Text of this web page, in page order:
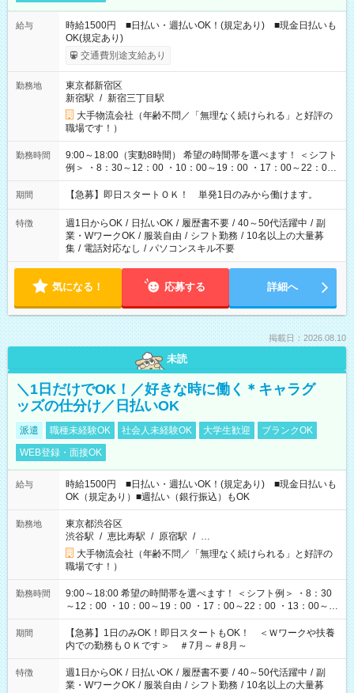
給与
時給1500円 ■日払い・週払いOK！(規定あり) ■現金日払いも
OK(規定あり)
交通費別途支給あり
勤務地
東京都新宿区
新宿駅 / 新宿三丁目駅
大手物流会社（年齢不問／「無理なく続けられる」と好評の
職場です！）
勤務時間
9:00～18:00（実動8時間） 希望の時間帯を選べます！ ＜シフト
例＞ ・8：30～12：00 ・10：00～19：00 ・17：00～22：00
・13：00～22：00 ・22：00～翌6：00 など
期間 【急募】即日スタートＯＫ！ 単発1日のみから働けます。
特徴 週1日からOK / 日払いOK / 履歴書不要 / 40～50代活躍中 / 副
業・WワークOK / 服装自由 / シフト勤務 / 10名以上の大量募
集 / 電話対応なし / パソコンスキル不要
気になる！ 応募する 詳細へ
掲載日：2026.08.10
未読
＼1日だけでOK！／好きな時に働く＊キャラグ
ッズの仕分け／日払いOK
派遣 職種未経験OK 社会人未経験OK 大学生歓迎
ブランクOK
WEB登録・面接OK
給与
時給1500円 ■日払い・週払いOK！(規定あり) ■現金日払いも
OK（規定あり）■週払い（銀行振込）もOK
勤務地
東京都渋谷区
渋谷駅 / 恵比寿駅 / 原宿駅 / …
大手物流会社（年齢不問／「無理なく続けられる」と好評の
職場です！）
勤務時間
9:00～18:00 希望の時間帯を選べます！ ＜シフト例＞ ・8：30
～12：00 ・10：00～19：00 ・17：00～22：00 ・13：00～
22：00 ・22：00～翌6：00 など
期間
【急募】1日のみOK！即日スタートもOK！ ＜Ｗワークや扶養
内での勤務もＯＫです＞ ＃7月～＃8月～
特徴 週1日からOK / 日払いOK / 履歴書不要 / 40～50代活躍中 / 副
業・WワークOK / 服装自由 / シフト勤務 / 10名以上の大量募